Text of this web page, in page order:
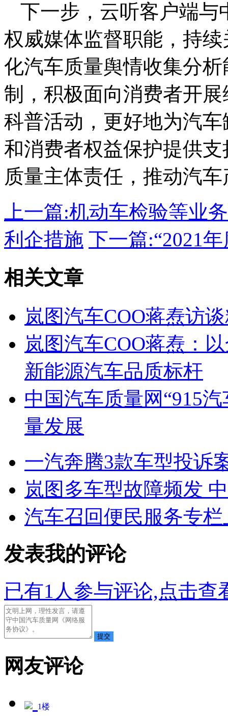
下一步，云听客户端与
权威媒体监督职能，持
化汽车质量舆情收集分
制，积极面向消费者开
科普活动，更好地为汽
和消费者权益保护提供
质量主体责任，推动汽
上一篇:机动车检验等业
利企措施 下一篇:“2021
相关文章
岚图汽车COO蒋焘访
岚图汽车COO蒋焘：
新能源汽车品质标杆
中国汽车质量网“915
量发展
一汽奔腾3款车型投诉
岚图多车型故障频发
汽车召回便民服务专栏
发表我的评论
已有1 人参与评论,点击查
网友评论
1楼